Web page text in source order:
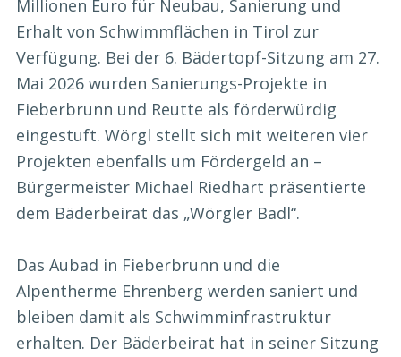
Millionen Euro für Neubau, Sanierung und
Erhalt von Schwimmflächen in Tirol zur
Verfügung. Bei der 6. Bädertopf-Sitzung am 27.
Mai 2026 wurden Sanierungs-Projekte in
Fieberbrunn und Reutte als förderwürdig
eingestuft. Wörgl stellt sich mit weiteren vier
Projekten ebenfalls um Fördergeld an –
Bürgermeister Michael Riedhart präsentierte
dem Bäderbeirat das „Wörgler Badl“.
Das Aubad in Fieberbrunn und die
Alpentherme Ehrenberg werden saniert und
bleiben damit als Schwimminfrastruktur
erhalten. Der Bäderbeirat hat in seiner Sitzung